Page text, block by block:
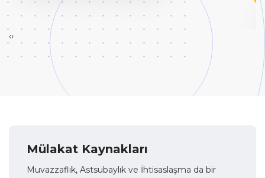
‹›
Mülakat Kaynakları
Muvazzaflık, Astsubaylık ve İhtisaslaşma da bir